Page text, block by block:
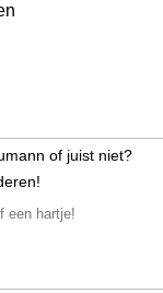
of juist niet?
een hartje!